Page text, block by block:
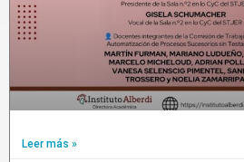
Leer más »